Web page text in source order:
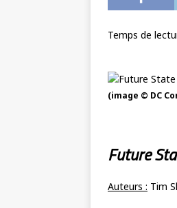
Temps de
(image © DC
Future
Auteurs : Tim